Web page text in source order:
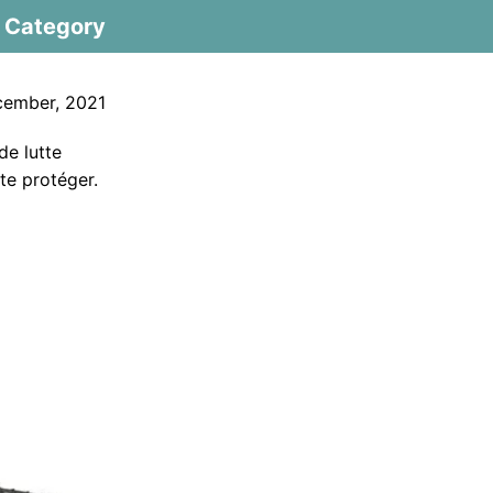
Category
2021
lutte
protéger.